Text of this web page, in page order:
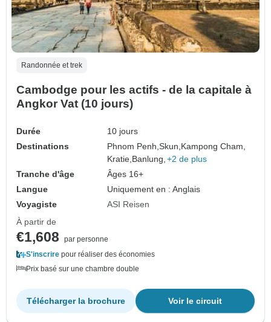
Randonnée et trek
Cambodge pour les actifs - de la capitale à
Angkor Vat (10 jours)
Durée
10 jours
Destinations
Phnom Penh,Skun, Kampong Cham,
Kratie, Banlung, +2 de plus
Tranche d'âge
Âges 16+
Langue
Uniquement en : Anglais
Voyagiste
ASI Reisen
À partir de
€1,608
par personne
S'inscrire pour réaliser des économies
Prix basé sur une chambre double
Voir le circuit
Télécharger la brochure